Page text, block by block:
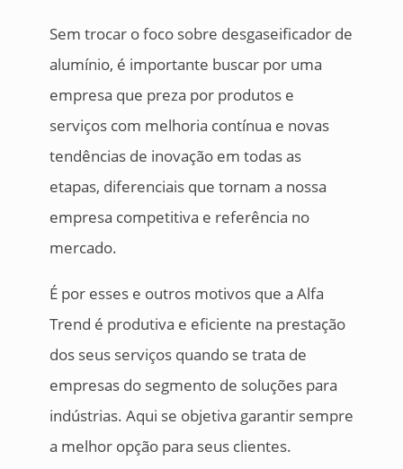
Sem trocar o foco sobre desgaseificador de
alumínio, é importante buscar por uma
empresa que preza por produtos e
serviços com melhoria contínua e novas
tendências de inovação em todas as
etapas, diferenciais que tornam a nossa
empresa competitiva e referência no
mercado.
É por esses e outros motivos que a Alfa
Trend é produtiva e eficiente na prestação
dos seus serviços quando se trata de
empresas do segmento de soluções para
indústrias. Aqui se objetiva garantir sempre
a melhor opção para seus clientes.